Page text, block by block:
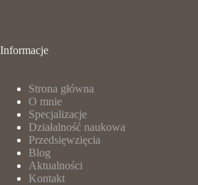
Informacje
Strona główna
O mnie
Specjalizacje
Działalność naukowa
Przedsięwzięcia
Blog
Aktualności
Kontakt